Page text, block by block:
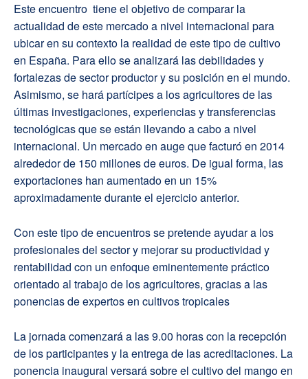
Este encuentro tiene el objetivo de comparar la
actualidad de este mercado a nivel internacional para
ubicar en su contexto la realidad de este tipo de cultivo
en España. Para ello se analizará las debilidades y
fortalezas de sector productor y su posición en el mundo.
Asimismo, se hará partícipes a los agricultores de las
últimas investigaciones, experiencias y transferencias
tecnológicas que se están llevando a cabo a nivel
internacional. Un mercado en auge que facturó en 2014
alrededor de 150 millones de euros. De igual forma, las
exportaciones han aumentado en un 15%
aproximadamente durante el ejercicio anterior.
Con este tipo de encuentros se pretende ayudar a los
profesionales del sector y mejorar su productividad y
rentabilidad con un enfoque eminentemente práctico
orientado al trabajo de los agricultores, gracias a las
ponencias de expertos en cultivos tropicales
La jornada comenzará a las 9.00 horas con la recepción
de los participantes y la entrega de las acreditaciones. La
ponencia inaugural versará sobre el cultivo del mango en